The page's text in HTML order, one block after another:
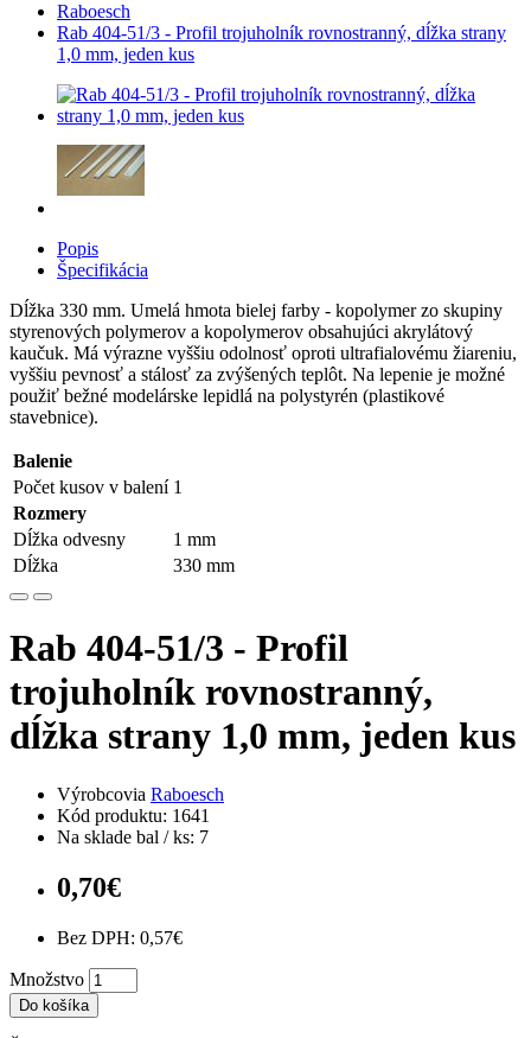
Raboesch
Rab 404-51/3 - Profil trojuholník rovnostranný, dĺžka strany
1,0 mm, jeden kus
Popis
Špecifikácia
Dĺžka 330 mm. Umelá hmota bielej farby - kopolymer zo skupiny
styrenových polymerov a kopolymerov obsahujúci akrylátový
kaučuk. Má výrazne vyššiu odolnosť oproti ultrafialovému žiareniu,
vyššiu pevnosť a stálosť za zvýšených teplôt. Na lepenie je možné
použiť bežné modelárske lepidlá na polystyrén (plastikové
stavebnice).
Balenie
Počet kusov v balení 1
Rozmery
Dĺžka odvesny
1 mm
Dĺžka
330 mm
Rab 404-51/3 - Profil
trojuholník rovnostranný,
dĺžka strany 1,0 mm, jeden kus
Výrobcovia Raboesch
Kód produktu: 1641
Na sklade bal / ks: 7
0,70€
Bez DPH: 0,57€
Množstvo
Do košíka